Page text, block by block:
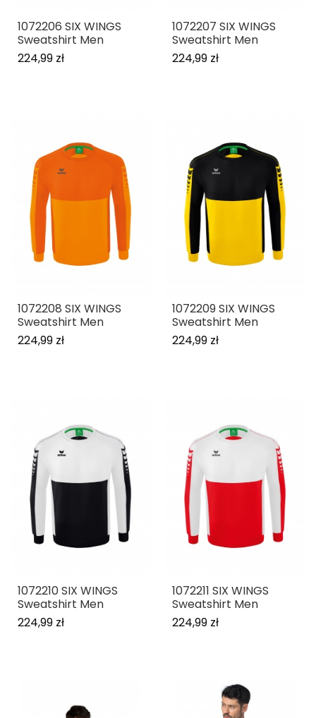
1072206 SIX WINGS
Sweatshirt Men
224,99 zł
1072207 SIX WINGS
Sweatshirt Men
224,99 zł
1072208 SIX WINGS
Sweatshirt Men
224,99 zł
1072209 SIX WINGS
Sweatshirt Men
224,99 zł
1072210 SIX WINGS
Sweatshirt Men
224,99 zł
1072211 SIX WINGS
Sweatshirt Men
224,99 zł